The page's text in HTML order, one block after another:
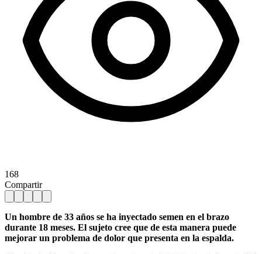
168
Compartir
Un hombre de 33 años se ha inyectado semen en el brazo
durante 18 meses. El sujeto cree que de esta manera puede
mejorar un problema de dolor que presenta en la espalda.